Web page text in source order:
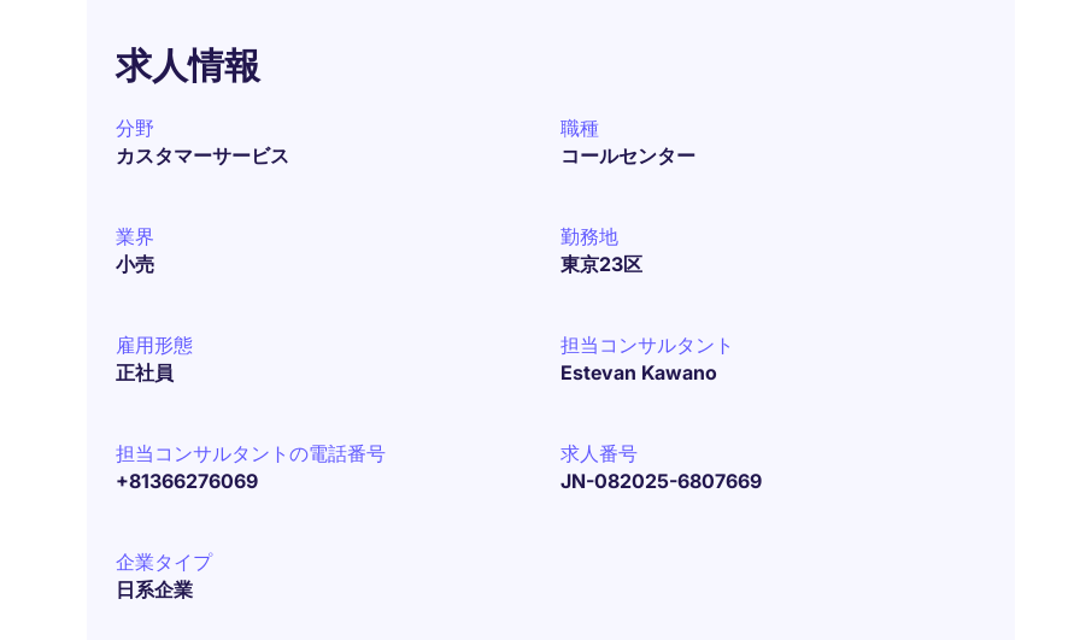
求人情報
分野
カスタマーサービス
職種
コールセンター
業界
小売
勤務地
東京23区
雇用形態
正社員
担当コンサルタント
Estevan Kawano
担当コンサルタントの電話番号
+81366276069
求人番号
JN-082025-6807669
企業タイプ
日系企業